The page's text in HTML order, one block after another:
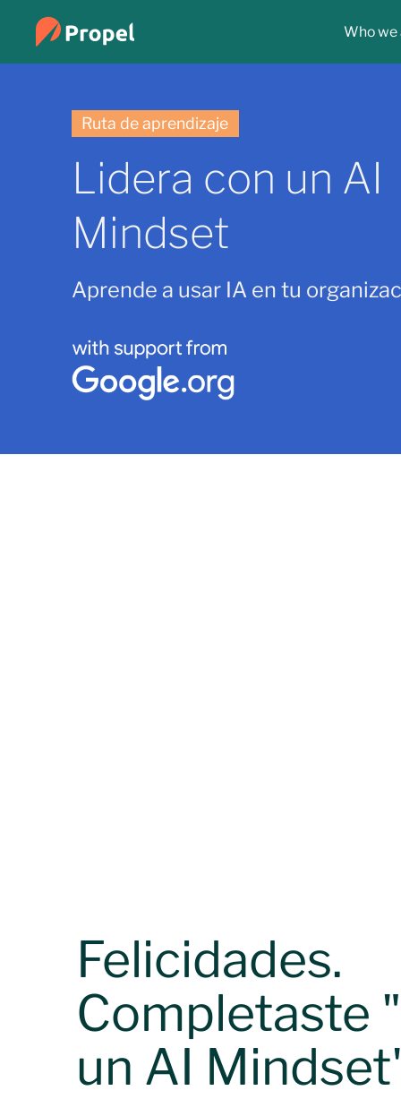
Who we
Ruta de aprendizaje
Lidera con un AI
Mindset
Aprende a usar IA en tu
Felicidades.
Completaste
un AI